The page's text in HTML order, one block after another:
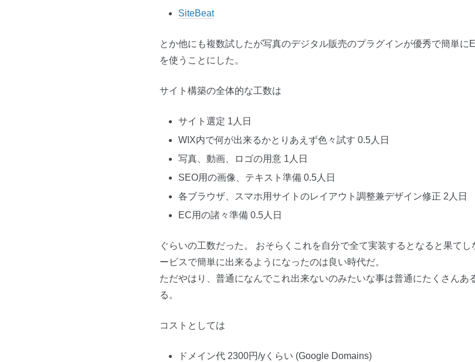
SiteBeat
とか他にも複数試したが写真のデジタル販売のプラグインが優秀で簡単に
を使うことにした。
サイト構築の全体的な工数は
サイト選定 1人日
WIX内で何が出来るかとりあえず色々試す 0.5人日
写真、動画、ロゴの用意 1人日
SEO用の画像、テキスト準備 0.5人日
各ブラウザ、スマホ用サイトのレイアウト調整兼デザイン修正 2人日
EC用の諸々準備 0.5人日
ぐらいの工数だった。 おそらくこれを自分で全て実装するとなると果て
ービスで簡単に出来るようになったのは良い時代だ。
ただやはり、普通になんでこれ出来ないのみたいな事は普通にたくさんあ
る。
コストとしては
ドメイン代 2300円/yくらい (Google Domains)